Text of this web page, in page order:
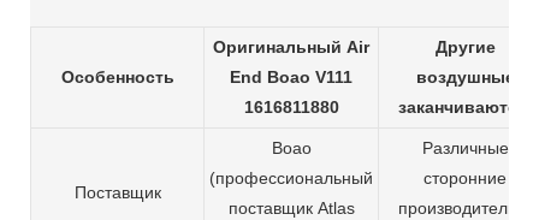
Особенность
Оригинальный Air
End Boao V111
1616811880
Другие
воздушные
заканчиваются
Поставщик
Boao
(профессиональный
поставщик Atlas
Различные
сторонние
производители и